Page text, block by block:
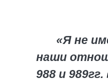
«Я не
наши
988 и